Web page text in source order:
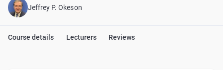
Jeffrey P. Okeson
Course details Lecturers Reviews